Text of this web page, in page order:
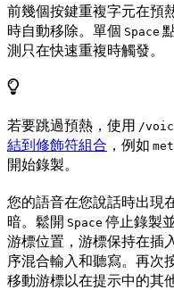
前幾個按鍵重複字元在預
時自動移除。單個 Space
測只在快速重複時觸發。
若要跳過預熱，使用 /
結到修飾符組合 ，例如
開始錄製。
您的語音在您說話時出現
暗。鬆開 Space 停止錄製
游標位置，游標保持在插
序混合輸入和聽寫。再次
移動游標以在提示中的其